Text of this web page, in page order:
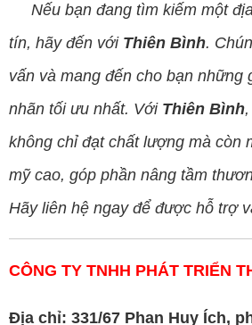
Nếu bạn đang tìm kiếm một
tín, hãy đến với Thiên Bình.
vấn và mang đến cho bạn những
nhãn tối ưu nhất. Với Thiên Bình
không chỉ đạt chất lượng mà còn
mỹ cao, góp phần nâng tầm
Hãy liên hệ ngay để được hỗ trợ
CÔNG TY TNHH PHÁT TRIỂN
Địa chỉ: 331/67 Phan Huy Ích,